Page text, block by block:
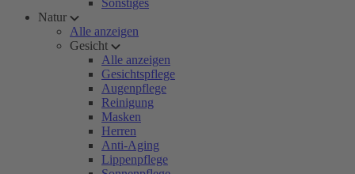
Sonstiges
Natur
Alle anzeigen
Gesicht
Alle anzeigen
Gesichtspflege
Augenpflege
Reinigung
Masken
Herren
Anti-Aging
Lippenpflege